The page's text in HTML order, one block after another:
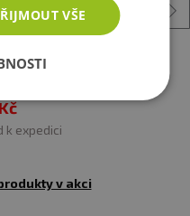
170 g
k expedici
v akci
VŠE